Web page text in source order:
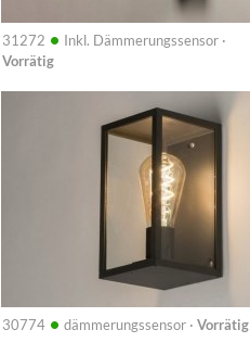
31272 • Inkl. Dämmerungssensor ·
Vorrätig
30774 • dämmerungssensor · Vorrätig
Info